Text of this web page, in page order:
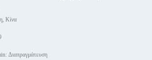
Κίνα
Διαπραγμάτευση